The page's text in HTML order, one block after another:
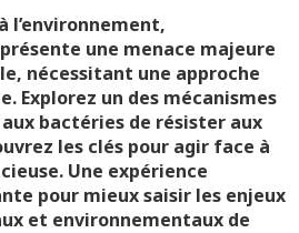
l’environnement,
une menace majeure
nécessitant une approche
Explorez un des mécanismes
bactéries de résister aux
les clés pour agir face à
Une expérience
pour mieux saisir les enjeux
et environnementaux de